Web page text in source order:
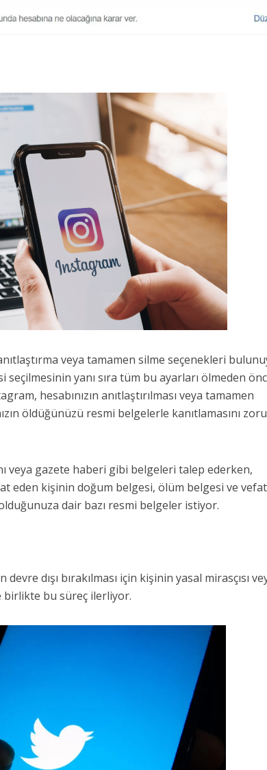
veya tamamen silme seçenekleri
seçilmesinin yanı sıra tüm bu ayarları ölmeden
hesabınızın anıtlaştırılması veya tamamen
öldüğünüzü resmi belgelerle kanıtlamasını
veya gazete haberi gibi belgeleri talep ederken,
eden kişinin doğum belgesi, ölüm belgesi ve
dair bazı resmi belgeler istiyor.
dışı bırakılması için kişinin yasal mirasçısı
birlikte bu süreç ilerliyor.